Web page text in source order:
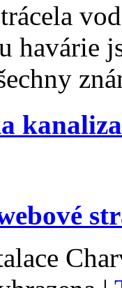
havárie